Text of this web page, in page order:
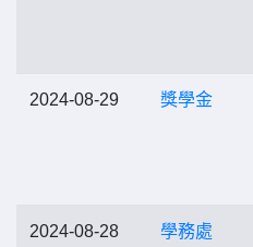
2024-08-29 獎學金
2024-08-28 學務處